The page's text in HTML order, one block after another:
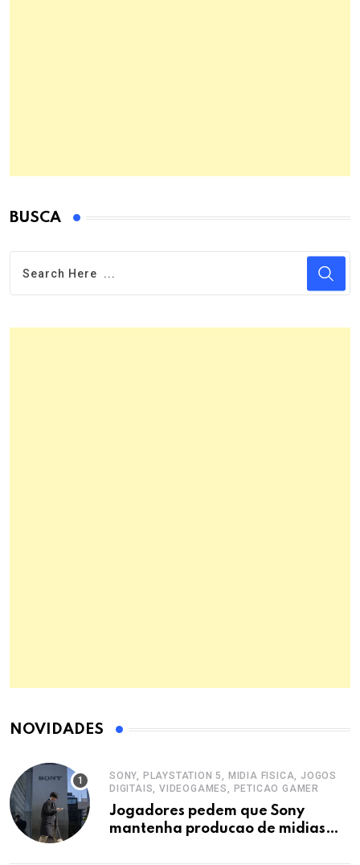
BUSCA
NOVIDADES
SONY, PLAYSTATION 5, MIDIA FISICA, JOGOS
DIGITAIS, VIDEOGAMES, PETICAO GAMER
Jogadores pedem que Sony
mantenha producao de midias